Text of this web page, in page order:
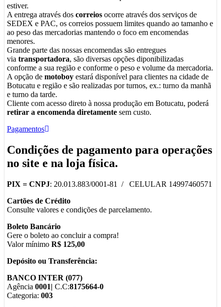
estiver.
A entrega através dos correios ocorre através dos serviços de
SEDEX e PAC, os correios possuem limites quando ao tamanho e
ao peso das mercadorias mantendo o foco em encomendas
menores.
Grande parte das nossas encomendas são entregues
via transportadora, são diversas opções diponibilizadas
conforme a sua região e conforme o peso e volume da mercadoria.
A opção de motoboy estará disponível para clientes na cidade de
Botucatu e região e são realizadas por turnos, ex.: turno da manhã
e turno da tarde.
Cliente com acesso direto à nossa produção em Botucatu, poderá
retirar a encomenda diretamente sem custo.
Pagamentos
Condições de pagamento para operações
no site e na loja física.
PIX = CNPJ: 20.013.883/0001-81 / CELULAR 14997460571
Cartões de Crédito
Consulte valores e condições de parcelamento.
Boleto Bancário
Gere o boleto ao concluir a compra!
Valor mínimo R$ 125,00
Depósito ou Transferência:
BANCO INTER (077)
Agência 0001| C.C:8175664-0
Categoria: 003